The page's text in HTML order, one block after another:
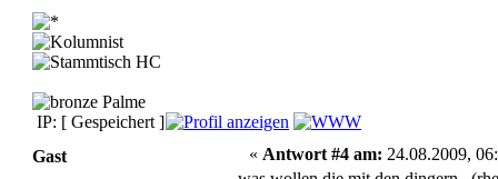
IP: [ Gespeichert ]
Gast
« Antwort #4 am: 24.08.2009,